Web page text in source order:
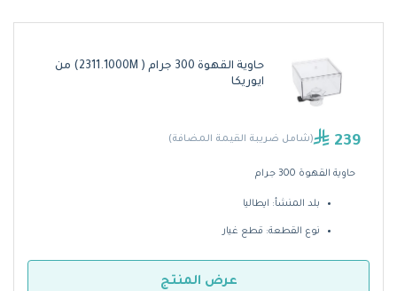
حاوية القهوة 300 جرام ( 2311.1000M) من
ايوريكا
239 (شامل ضريبة القيمة المضافة)
حاوية القهوة 300 جرام
بلد المنشأ: ايطاليا
نوع القطعة: قطع غيار
عرض المنتج